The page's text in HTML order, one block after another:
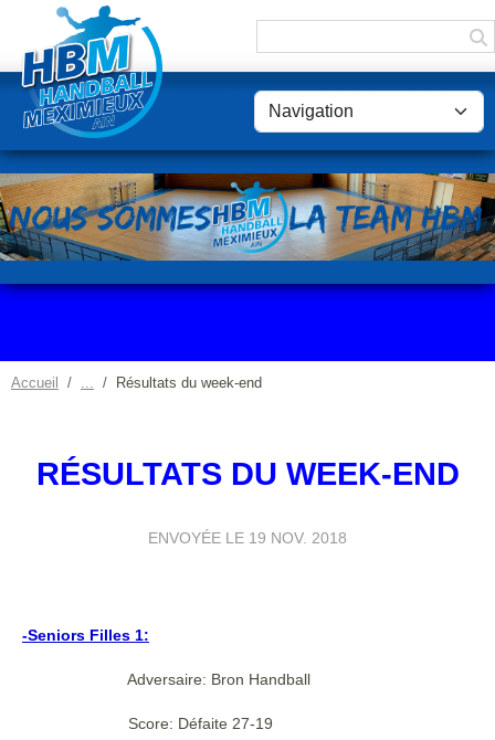
Accueil Résultats du week-end
RÉSULTATS DU WEEK-END
ENVOYÉE LE 19 NOV. 2018
-Seniors Filles 1:
Adversaire: Bron Handball
Score: Défaite 27-19
Panneau de gestion des cookies